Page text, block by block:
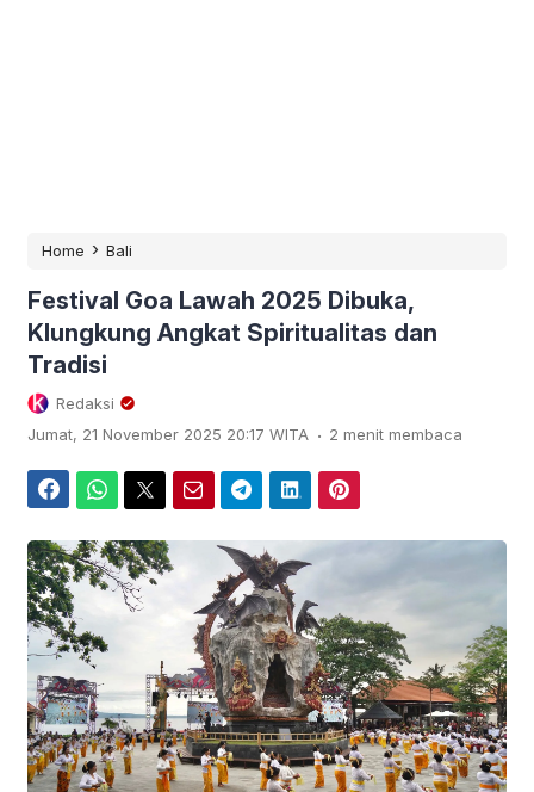
Home › Bali
Festival Goa Lawah 2025 Dibuka,
Klungkung Angkat Spiritualitas dan
Tradisi
Redaksi
Jumat, 21 November 2025 20:17 WITA . 2 menit membaca